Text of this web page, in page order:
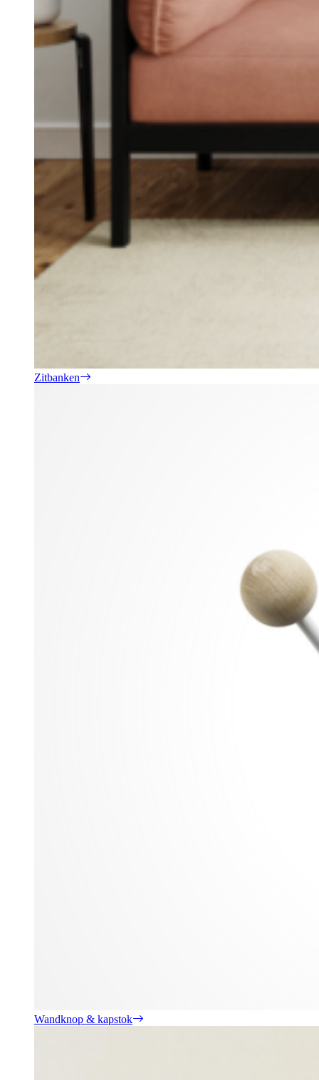
Zitbanken
Wandknop & kapstok